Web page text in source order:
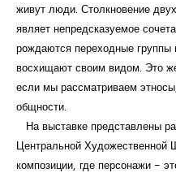
живут люди. Столкновение
являет непредсказуемое
рождаются переходные
восхищают своим видом. Это
если мы рассматриваем
общности.
На выставке представлены
Центральной Художественной
композиции, где персонажи -